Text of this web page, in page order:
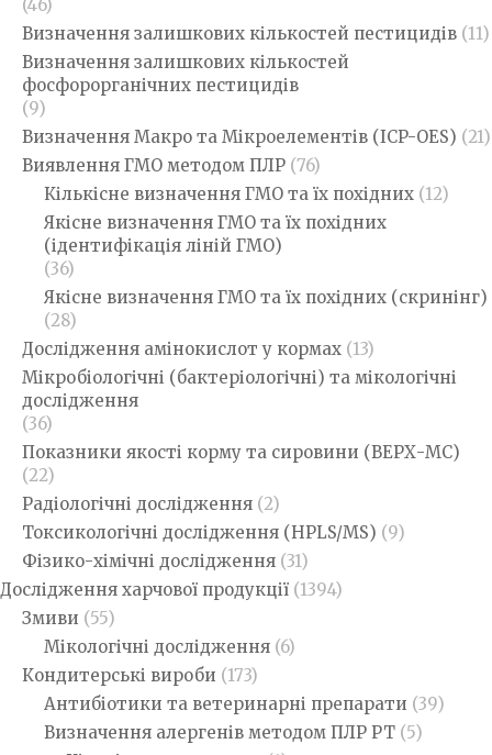
(46)
Визначення залишкових кількостей пестицидів (11)
Визначення залишкових кількостей
фосфорорганічних пестицидів
(9)
Визначення Макро та Мікроелементів (ICP-OES) (21)
Виявлення ГМО методом ПЛР (76)
Кількісне визначення ГМО та їх похідних (12)
Якісне визначення ГМО та їх похідних
(ідентифікація ліній ГМО)
(36)
Якісне визначення ГМО та їх похідних (скринінг)
(28)
Дослідження амінокислот у кормах (13)
Мікробіологічні (бактеріологічні) та мікологічні
дослідження
(36)
Показники якості корму та сировини (ВЕРХ-МС)
(22)
Радіологічні дослідження (2)
Токсикологічні дослідження (HPLS/MS) (9)
Фізико-хімічні дослідження (31)
Дослідження харчової продукції (1394)
Змиви (55)
Мікологічні дослідження (6)
Кондитерські вироби (173)
Антибіотики та ветеринарні препарати (39)
Визначення алергенів методом ПЛР РТ (5)